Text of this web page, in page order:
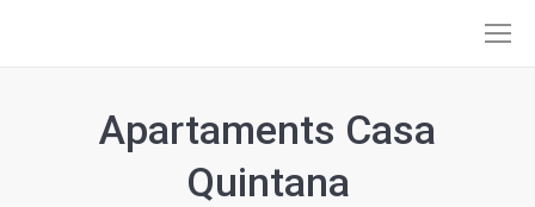
Apartaments Casa
Quintana